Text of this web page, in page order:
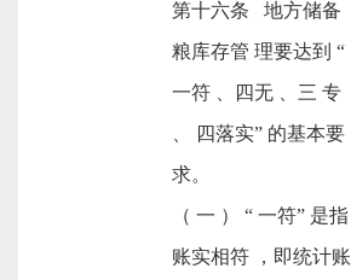
第十六条 地方储备
粮库存管 理要达到 “
一符 、四无 、三 专
、 四落实” 的基本要
求。
（ 一 ） “ 一符” 是指
账实相符 ，即统计账